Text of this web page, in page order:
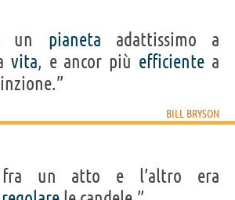
un pianeta adattissimo a
vita, e ancor più efficiente a
BILL BRYSON
fra un atto e l’altro era